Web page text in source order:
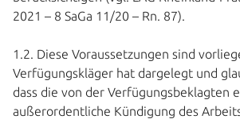
2021 – 8 SaGa 11/20 – Rn. 87).
1.2. Diese Voraussetzungen sind
Verfügungskläger hat dargelegt und
dass die von der Verfügungsbeklagten
außerordentliche Kündigung des